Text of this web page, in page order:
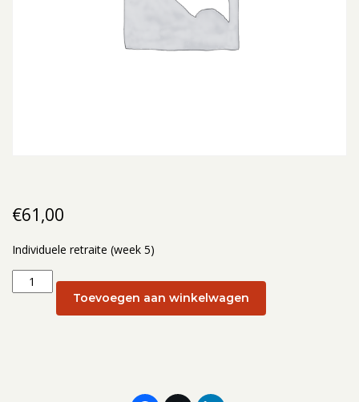
€61,00
Individuele retraite (week 5)
Individuele
retraite
Toevoegen aan winkelwagen